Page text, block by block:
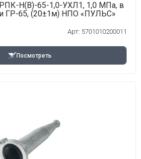
Н(В)-65-1,0-УХЛ1, 1,0 МПа, в
ГР-65, (20±1м) НПО «ПУЛЬС»
Арт: 5701010200011
Посмотреть